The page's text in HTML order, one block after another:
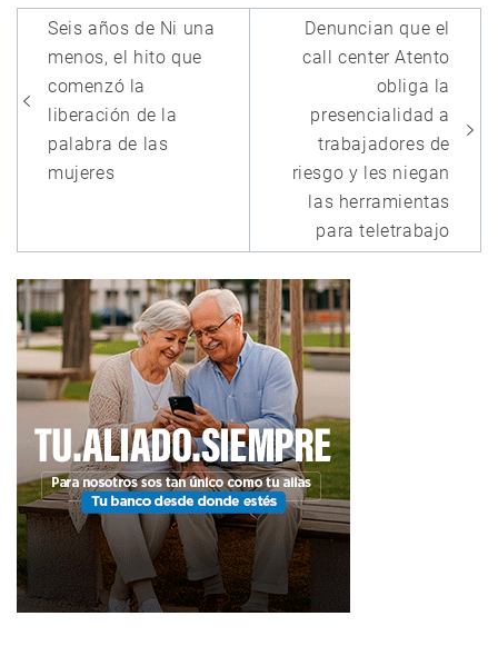
Navegación
de
entradas
Seis años de Ni una
menos, el hito que
comenzó la
liberación de la
palabra de las
mujeres
Denuncian que el
call center Atento
obliga la
presencialidad a
trabajadores de
riesgo y les niegan
las herramientas
para teletrabajo